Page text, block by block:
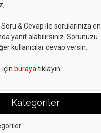
& Cevap ile sorularınıza en
yanıt alabilirsiniz. Sorunuzu
kullanıcılar cevap versin.
için buraya tıklayın.
Kategoriler